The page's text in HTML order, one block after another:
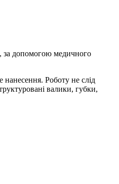
за допомогою медичного
нанесення. Роботу не слід
валики, губки,